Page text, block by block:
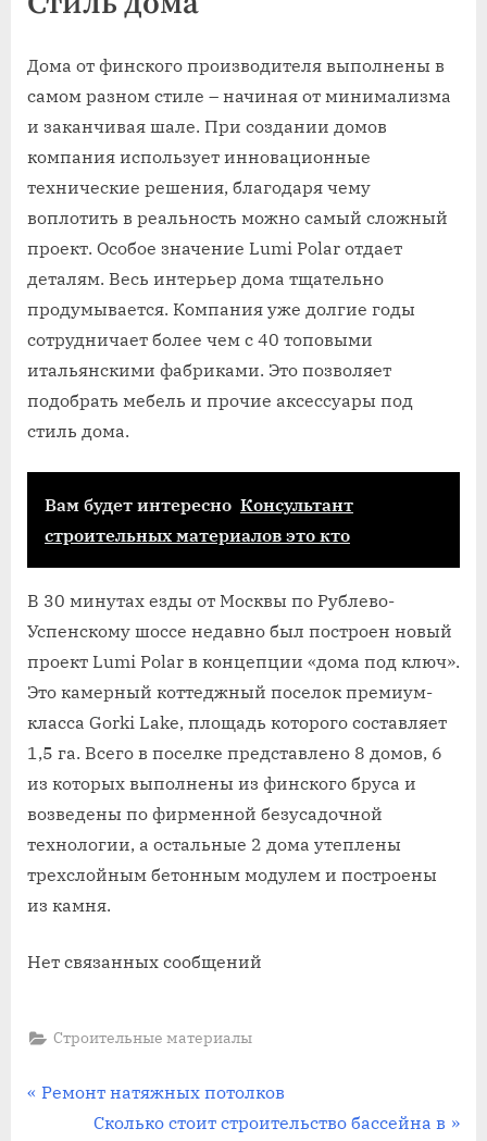
Дома от финского производителя выполнены в
самом разном стиле – начиная от минимализма
и заканчивая шале. При создании домов
компания использует инновационные
технические решения, благодаря чему
воплотить в реальность можно самый сложный
проект. Особое значение Lumi Polar отдает
деталям. Весь интерьер дома тщательно
продумывается. Компания уже долгие годы
сотрудничает более чем с 40 топовыми
итальянскими фабриками. Это позволяет
подобрать мебель и прочие аксессуары под
стиль дома.
Вам будет интересно Консультант
строительных материалов это кто
В 30 минутах езды от Москвы по Рублево-
Успенскому шоссе недавно был построен новый
проект Lumi Polar в концепции «дома под ключ».
Это камерный коттеджный поселок премиум-
класса Gorki Lake, площадь которого составляет
1,5 га. Всего в поселке представлено 8 домов, 6
из которых выполнены из финского бруса и
возведены по фирменной безусадочной
технологии, а остальные 2 дома утеплены
трехслойным бетонным модулем и построены
из камня.
Нет связанных сообщений
Строительные материалы
Навигация
П
Ремонт натяжных потолков
С
Сколько стоит строительство бассейна в